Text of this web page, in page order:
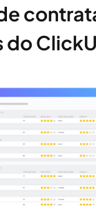
do